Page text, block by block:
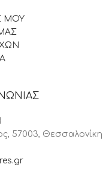
ΜΟΥ
57003, Θεσσαλονίκη